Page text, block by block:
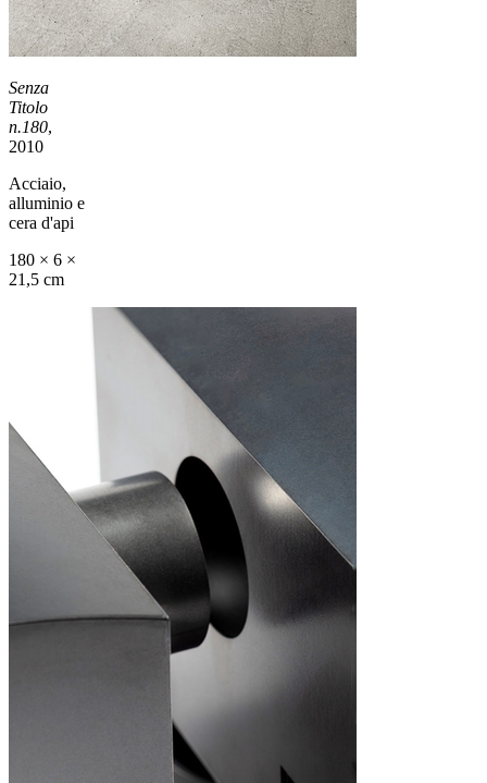
Senza
Titolo
n.180,
2010
Acciaio,
alluminio e
cera d'api
180 × 6 ×
21,5 cm